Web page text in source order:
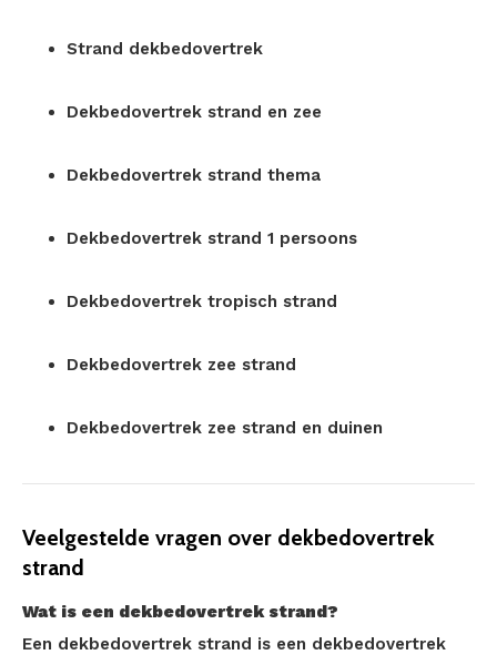
Strand dekbedovertrek
Dekbedovertrek strand en zee
Dekbedovertrek strand thema
Dekbedovertrek strand 1 persoons
Dekbedovertrek tropisch strand
Dekbedovertrek zee strand
Dekbedovertrek zee strand en duinen
Veelgestelde vragen over dekbedovertrek
strand
Wat is een dekbedovertrek strand?
Een dekbedovertrek strand is een dekbedovertrek